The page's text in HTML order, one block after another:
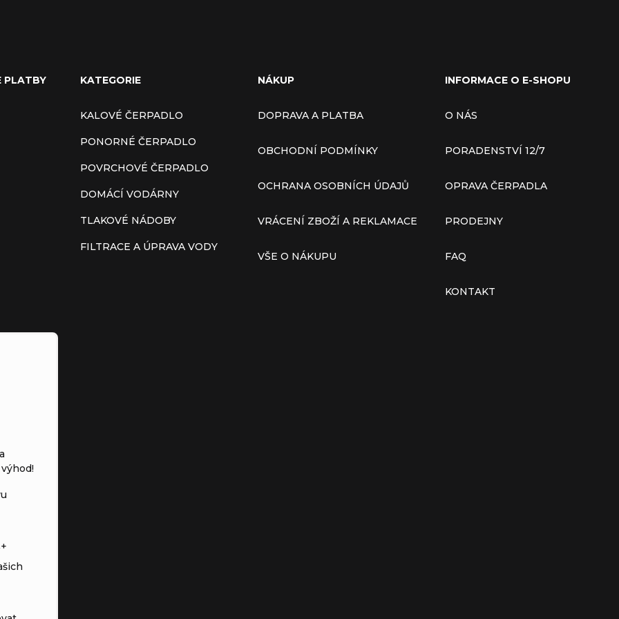
PLATBY KATEGORIE
KALOVÉ ČERPADLO
PONORNÉ ČERPADLO
POVRCHOVÉ ČERPADLO
DOMÁCÍ VODÁRNY
TLAKOVÉ NÁDOBY
FILTRACE A ÚPRAVA VODY
NÁKUP
DOPRAVA A PLATBA
OBCHODNÍ PODMÍNKY
OCHRANA OSOBNÍCH ÚDAJŮ
VRÁCENÍ ZBOŽÍ A REKLAMACE
VŠE O NÁKUPU
INFORMACE O E-SHOPU
O NÁS
PORADENSTVÍ 12/7
OPRAVA ČERPADLA
PRODEJNY
FAQ
KONTAKT